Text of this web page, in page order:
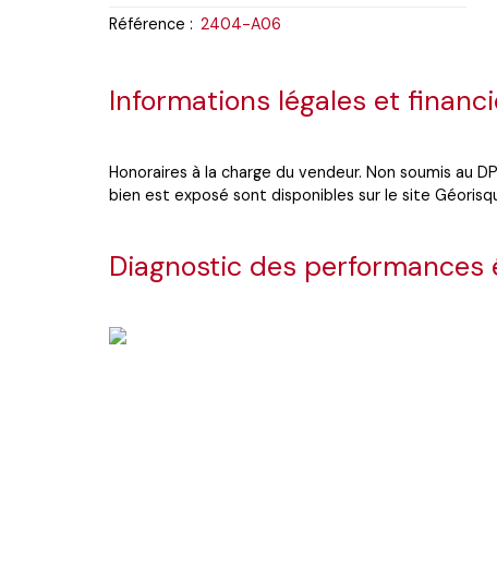
Référence : 2404-A06
Informations légales et
Honoraires à la charge du vendeur. Non soumis au
bien est exposé sont disponibles sur le site
Diagnostic des